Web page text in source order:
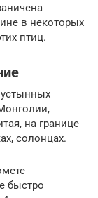
в некоторых
птиц.
на границе
солонцах.
быстро